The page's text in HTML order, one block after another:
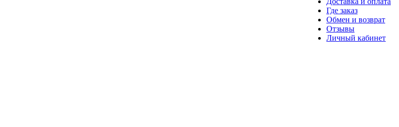
Где заказ
Обмен и возврат
Отзывы
Личный кабинет